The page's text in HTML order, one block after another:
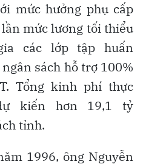
mức hưởng phụ cấp
mức lương tối thiểu
các lớp tập huấn
sách hỗ trợ 100%
Tổng kinh phí thực
kiến hơn 19,1 tỷ
tỉnh.
1996, ông Nguyễn